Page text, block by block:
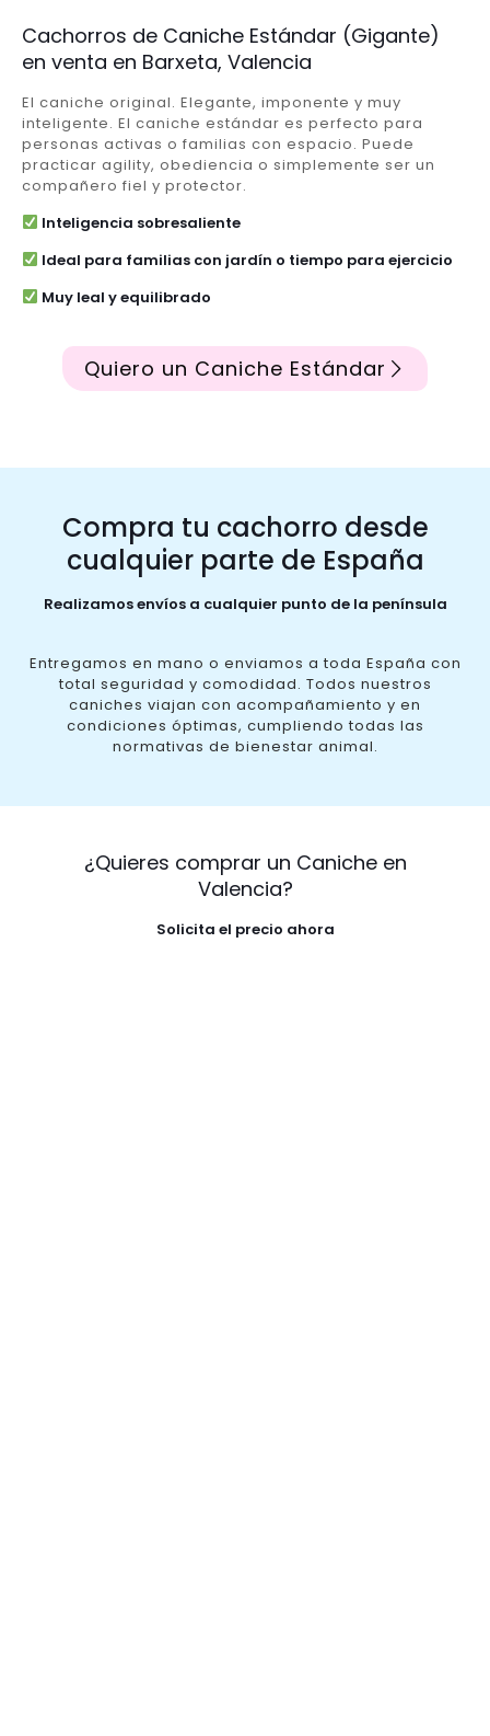
Cachorros de Caniche Estándar (Gigante)
en venta en Barxeta, Valencia
El caniche original. Elegante, imponente y muy
inteligente. El caniche estándar es perfecto para
personas activas o familias con espacio. Puede
practicar agility, obediencia o simplemente ser un
compañero fiel y protector.
Inteligencia sobresaliente
Ideal para familias con jardín o tiempo para ejercicio
Muy leal y equilibrado
Quiero un Caniche Estándar
Compra tu cachorro desde
cualquier parte de España
Realizamos envíos a cualquier punto de la península
Entregamos en mano o enviamos a toda España con
total seguridad y comodidad. Todos nuestros
caniches viajan con acompañamiento y en
condiciones óptimas, cumpliendo todas las
normativas de bienestar animal.
¿Quieres comprar un Caniche en
Valencia?
Solicita el precio ahora